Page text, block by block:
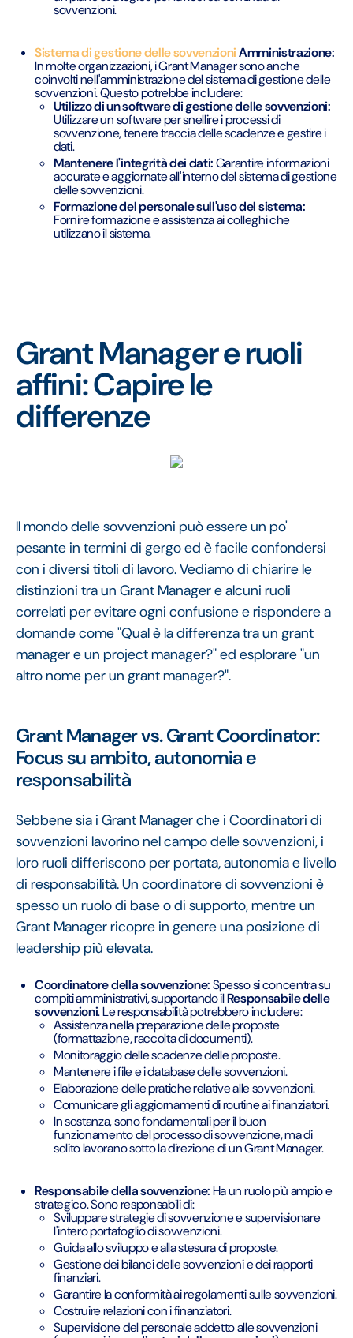
sovvenzioni.
Sistema di gestione delle sovvenzioniAmministrazione:
In molte organizzazioni, i Grant Manager sono anche
coinvolti nell'amministrazione del sistema di gestione delle
sovvenzioni. Questo potrebbe includere:
Utilizzo di un software di gestione delle sovvenzioni:
Utilizzare un software per snellire i processi di
sovvenzione, tenere traccia delle scadenze e gestire i
dati.
Mantenere l'integrità dei dati:Garantire informazioni
accurate e aggiornate all'interno del sistema di gestione
delle sovvenzioni.
Formazione del personale sull'uso del sistema:
Fornire formazione e assistenza ai colleghi che
utilizzano il sistema.
Grant Manager e ruoli
affini: Capire le
differenze
Il mondo delle sovvenzioni può essere un po'
pesante in termini di gergo ed è facile confondersi
con i diversi titoli di lavoro. Vediamo di chiarire le
distinzioni tra un Grant Manager e alcuni ruoli
correlati per evitare ogni confusione e rispondere a
domande come "Qual è la differenza tra un grant
manager e un project manager?" ed esplorare "un
altro nome per un grant manager?".
Grant Manager vs. Grant Coordinator:
Focus su ambito, autonomia e
responsabilità
Sebbene sia i Grant Manager che i Coordinatori di
sovvenzioni lavorino nel campo delle sovvenzioni, i
loro ruoli differiscono per portata, autonomia e livello
di responsabilità. Un coordinatore di sovvenzioni è
spesso un ruolo di base o di supporto, mentre un
Grant Manager ricopre in genere una posizione di
leadership più elevata.
Coordinatore della sovvenzione:Spesso si concentra su
compiti amministrativi, supportando ilResponsabile delle
sovvenzioni. Le responsabilità potrebbero includere:
Assistenza nella preparazione delle proposte
(formattazione, raccolta di documenti).
Monitoraggio delle scadenze delle proposte.
Mantenere i file e i database delle sovvenzioni.
Elaborazione delle pratiche relative alle sovvenzioni.
Comunicare gli aggiornamenti di routine ai finanziatori.
In sostanza, sono fondamentali per il buon
funzionamento del processo di sovvenzione, ma di
solito lavorano sotto la direzione di un Grant Manager.
Responsabile della sovvenzione:Ha un ruolo più ampio e
strategico. Sono responsabili di:
Sviluppare strategie di sovvenzione e supervisionare
l'intero portafoglio di sovvenzioni.
Guida allo sviluppo e alla stesura di proposte.
Gestione dei bilanci delle sovvenzioni e dei rapporti
finanziari.
Garantire la conformità ai regolamenti sulle sovvenzioni.
Costruire relazioni con i finanziatori.
Supervisione del personale addetto alle sovvenzioni